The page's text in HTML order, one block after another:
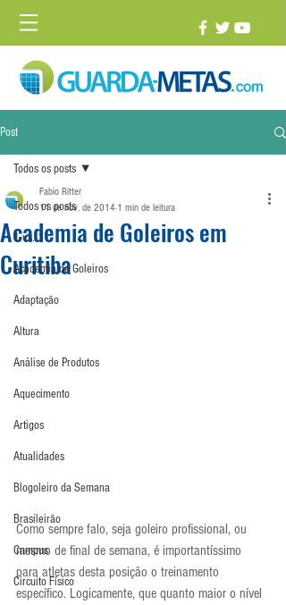
Post
Todos os posts
1 vs. 1
Academia de Goleiros
Adaptação
Altura
Análise de Produtos
Aquecimento
Artigos
Atualidades
Blogoleiro da Semana
Brasileirão
Campus
Circuito Físico
Todos os posts
Academia de Goleiros em
Curitiba
Fabio Ritter
11 de nov. de 2014 1 min de leitura
Como sempre falo, seja goleiro profissional, ou
mesmo de final de semana, é importantíssimo
para atletas desta posição o treinamento
específico. Logicamente, que quanto maior o nível